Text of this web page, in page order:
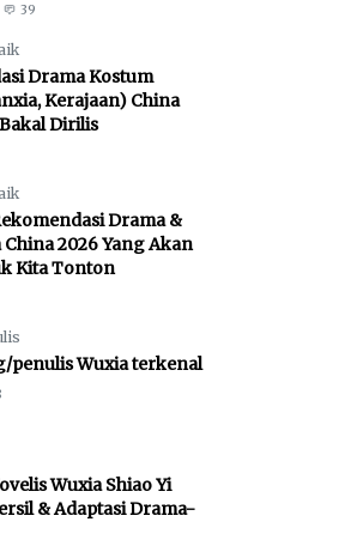
39
Drama Kostum
Kerajaan) China
Dirilis
Drama &
2026 Yang Akan
Kita Tonton
penulis Wuxia terkenal
Wuxia Shiao Yi
& Adaptasi Drama-